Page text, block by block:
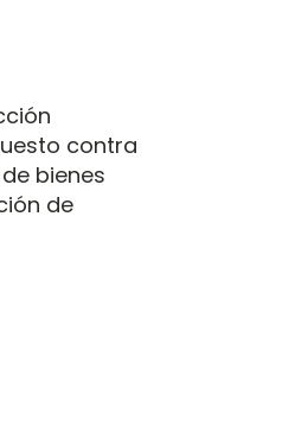
contra
bienes
de